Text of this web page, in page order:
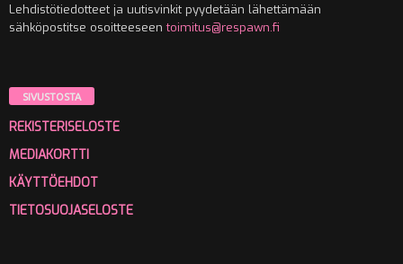
Lehdistötiedotteet ja uutisvinkit pyydetään lähettämään
sähköpostitse osoitteeseentoimitus@respawn.fi
SIVUSTOSTA
REKISTERISELOSTE
MEDIAKORTTI
KÄYTTÖEHDOT
TIETOSUOJASELOSTE